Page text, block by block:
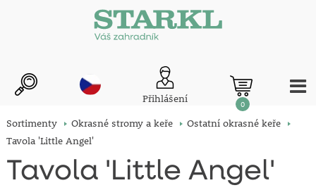
Přihlášení 0
Sortimenty Okrasné stromy a keře
Ostatní okrasné keře
Tavola 'Little Angel'
Tavola 'Little Angel'